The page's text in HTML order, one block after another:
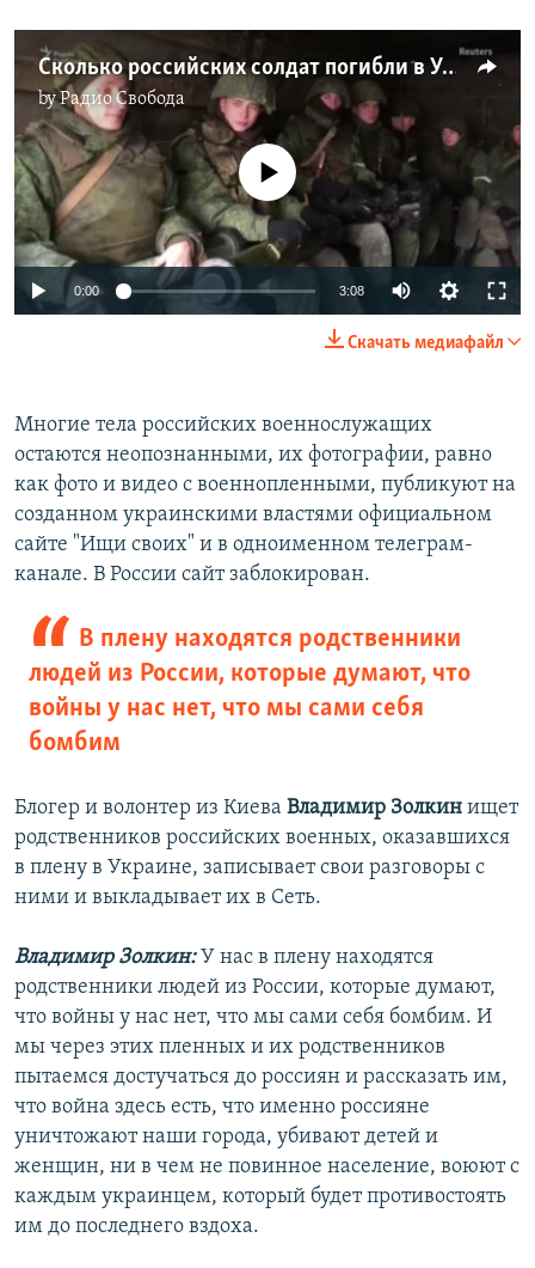
Сколько российских солдат погибли в Украине
byРадио Свобода
1080p
No media source currently available
0:00 3:08
720p
1080p
Скачать медиафайл
Многие тела российских военнослужащих
остаются неопознанными, их фотографии, равно
как фото и видео с военнопленными, публикуют на
созданном украинскими властями официальном
сайте "Ищи своих" и в одноименном телеграм-
канале. В России сайт заблокирован.
В плену находятся родственники
людей из России, которые думают, что
войны у нас нет, что мы сами себя
бомбим
Блогер и волонтер из Киева Владимир Золкин ищет
родственников российских военных, оказавшихся
в плену в Украине, записывает свои разговоры с
ними и выкладывает их в Сеть.
Владимир Золкин:У нас в плену находятся
родственники людей из России, которые думают,
что войны у нас нет, что мы сами себя бомбим. И
мы через этих пленных и их родственников
пытаемся достучаться до россиян и рассказать им,
что война здесь есть, что именно россияне
уничтожают наши города, убивают детей и
женщин, ни в чем не повинное население, воюют с
каждым украинцем, который будет противостоять
им до последнего вздоха.